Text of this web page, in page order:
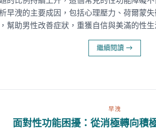
早洩的主要成因，包括心理壓力、荷爾蒙
幫助男性改善症狀，重獲自信與美滿的性生
繼續閱讀 →
早洩
面對性功能困擾：從消極轉向積